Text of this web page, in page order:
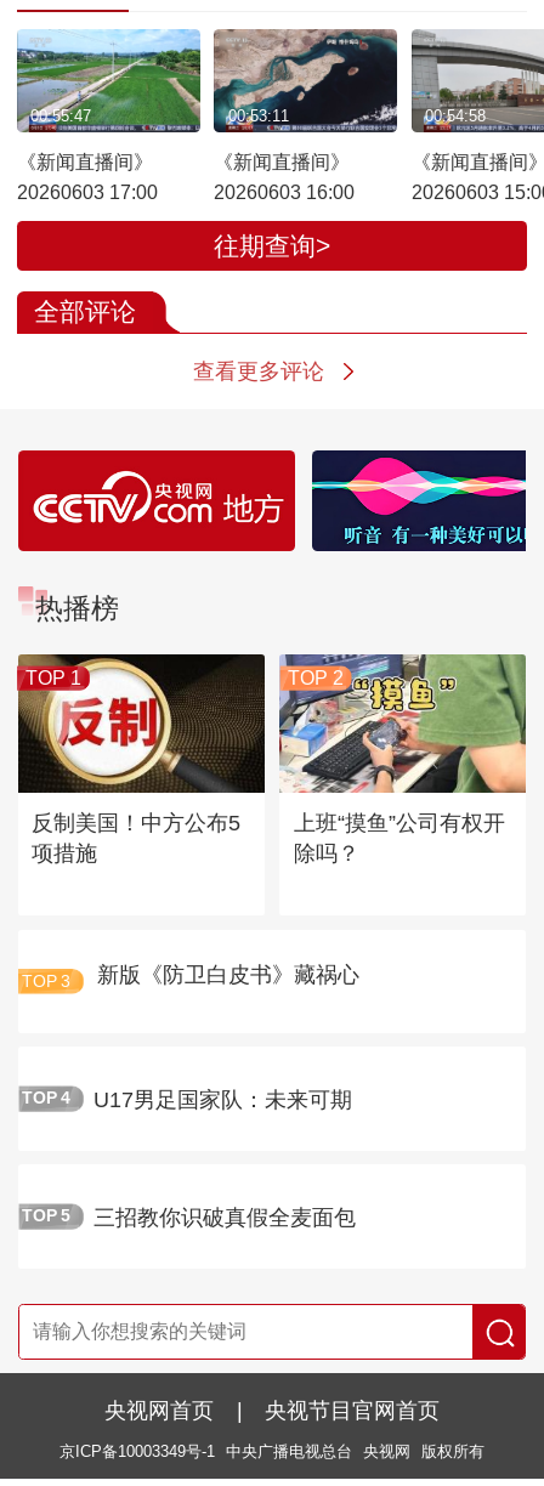
《新闻直播间》
20260603 17:00
00:55:47
《新闻直播间》
20260603 16:00
00:53:11
《新闻直播间
20260603
00:54:58
往期查询>
全部评论
查看更多评论
热播榜
TOP 1
反制美国！中方公布5
项措施
TOP 2
上班“摸鱼”公司有权开
除吗？
TOP 3 新版《防卫白皮书》藏祸心
TOP 4 U17男足国家队：未来可期
TOP 5 三招教你识破真假全麦面包
央视网首页 | 央视节目官网首页
京ICP备10003349号-1 中央广播电视总台 央视网 版权所有